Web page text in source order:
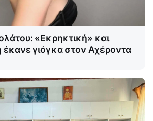
«Εκρηκτική» και
γιόγκα στον Αχέροντα